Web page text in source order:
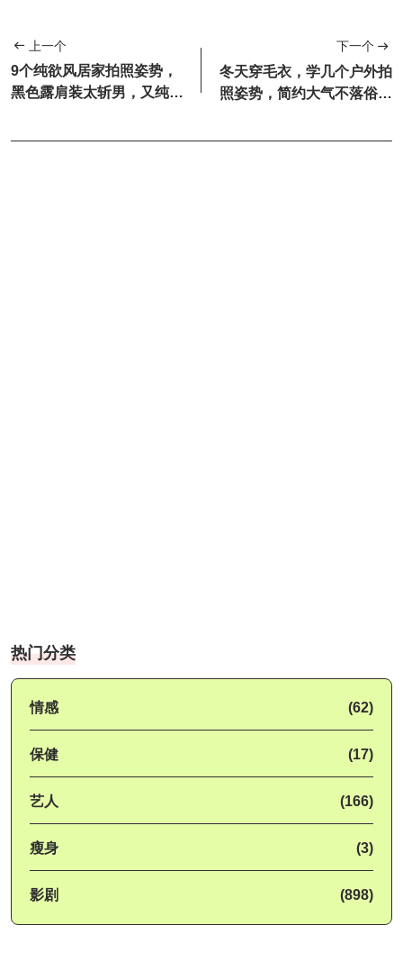
上一个
9个纯欲风居家拍照姿势，
黑色露肩装太斩男，又纯又
下一个
冬天穿毛衣，学几个户外拍
照姿势，简约大气不落俗，
热门分类
情感 (62)
保健 (17)
艺人 (166)
瘦身 (3)
影剧 (898)